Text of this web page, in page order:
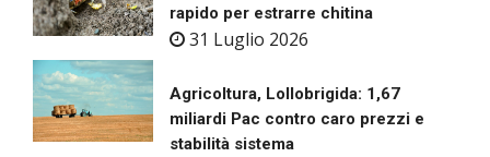
rapido per estrarre chitina
31 Luglio 2026
Agricoltura, Lollobrigida: 1,67
miliardi Pac contro caro prezzi e
stabilità sistema